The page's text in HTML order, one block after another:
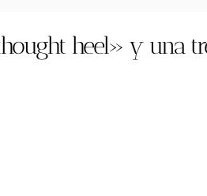
heel» y una